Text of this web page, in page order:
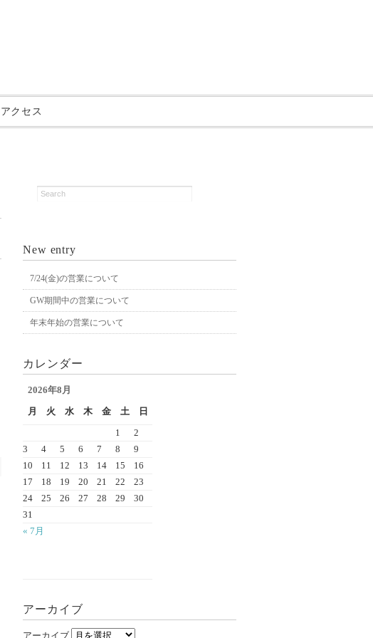
アクセス
New entry
7/24(金)の営業について
GW期間中の営業について
年末年始の営業について
カレンダー
2026年8月
月
火 水 木 金 土 日
« 7月
1
2
3
4 5 6 7 8
9
10
11 12 13 14 15
16
17
18 19 20 21 22
23
24
25 26 27 28 29
30
31
アーカイブ
アーカイブ